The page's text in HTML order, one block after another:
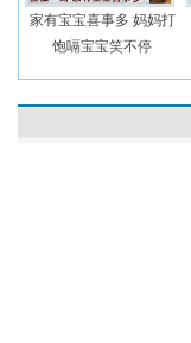
家有宝宝喜事多 妈妈打
饱嗝宝宝笑不停